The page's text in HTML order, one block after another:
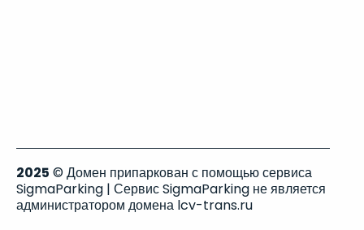
2025 © Домен припаркован с помощью сервиса
SigmaParking | Сервис SigmaParking не является
администратором домена lcv-trans.ru